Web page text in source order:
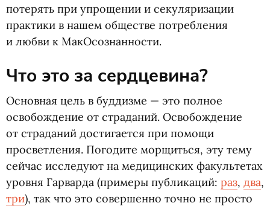
потерять при упрощении и секуляризации
практики в нашем обществе потребления
и любви к МакОсознанности.
Что это за сердцевина?
Основная цель в буддизме — это полное
освобождение от страданий. Освобождение
от страданий достигается при помощи
просветления. Погодите морщиться, эту тему
сейчас исследуют на медицинских факультетах
уровня Гарварда (примеры публикаций: раз, два,
три), так что это совершенно точно не просто